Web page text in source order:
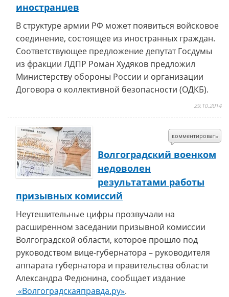
иностранцев
В структуре армии РФ может появиться войсковое
соединение, состоящее из иностранных граждан.
Соответствующее предложение депутат Госдумы
из фракции ЛДПР Роман Худяков предложил
Министерству обороны России и организации
Договора о коллективной безопасности (ОДКБ).
29.10.2014
комментировать
Волгоградский военком
недоволен
результатами работы
призывных комиссий
Неутешительные цифры прозвучали на
расширенном заседании призывной комиссии
Волгоградской области, которое прошло под
руководством вице-губернатора – руководителя
аппарата губернатора и правительства области
Александра Федюнина, сообщает издание
«Волгоградскаяправда.ру».